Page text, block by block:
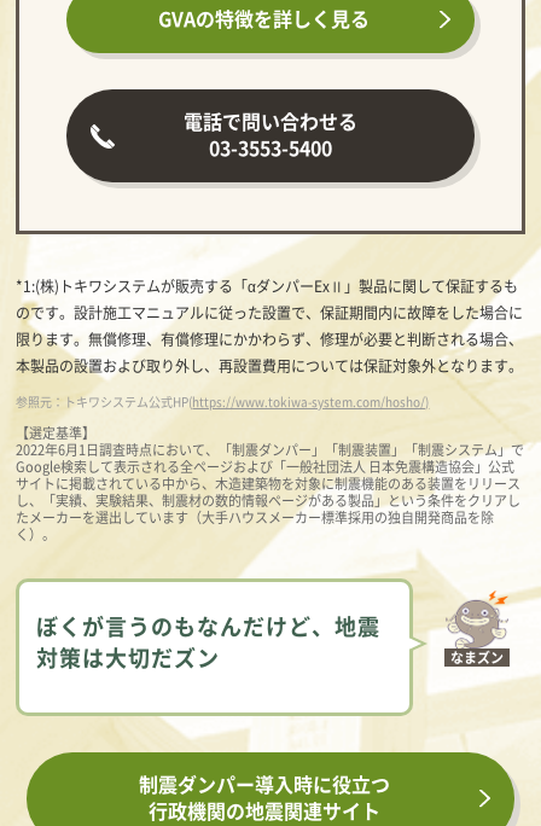
GVAの特徴を詳しく見る
電話で問い合わせる
03-3553-5400
*1:(株)トキワシステムが販売する「αダンパーExⅡ」製品に関して保証するも
のです。設計施工マニュアルに従った設置で、保証期間内に故障をした場合に
限ります。無償修理、有償修理にかかわらず、修理が必要と判断される場合、
本製品の設置および取り外し、再設置費用については保証対象外となります。
参照元：トキワシステム公式HP(https://www.tokiwa-system.com/hosho/)
【選定基準】
2022年6月1日調査時点において、「制震ダンパー」「制震装置」「制震システム」で
Google検索して表示される全ページおよび「一般社団法人 日本免震構造協会」公式
サイトに掲載されている中から、木造建築物を対象に制震機能のある装置をリリース
し、「実績、実験結果、制震材の数的情報ページがある製品」という条件をクリアし
たメーカーを選出しています（大手ハウスメーカー標準採用の独自開発商品を除
く）。
ぼくが言うのもなんだけど、地震
対策は大切だズン
なまズン
制震ダンパー導入時に役立つ
行政機関の地震関連サイト